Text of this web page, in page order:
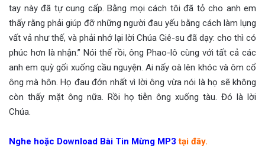
tay này đã tự cung cấp. Bằng mọi cách tôi đã tỏ cho anh em
thấy rằng phải giúp đỡ những người đau yếu bằng cách làm lụng
vất vả như thế, và phải nhớ lại lời Chúa Giê-su đã dạy: cho thì có
phúc hơn là nhận.” Nói thế rồi, ông Phao-lô cùng với tất cả các
anh em quỳ gối xuống cầu nguyện. Ai nấy oà lên khóc và ôm cổ
ông mà hôn. Họ đau đớn nhất vì lời ông vừa nói là họ sẽ không
còn thấy mặt ông nữa. Rồi họ tiễn ông xuống tàu. Đó là lời
Chúa.
Nghe hoặc Download Bài Tin Mừng MP3 tại đây.